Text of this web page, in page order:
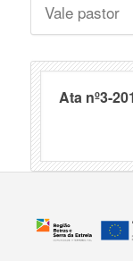
Vale pastor
Ata nº3-